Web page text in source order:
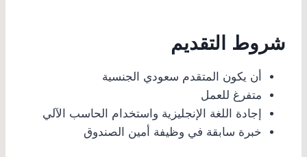
شروط التقديم
أن يكون المتقدم سعودي الجنسية
متفرغ للعمل
إجادة اللغة الإنجليزية واستخدام الحاسب الآلي
خبرة سابقة في وظيفة أمين الصندوق